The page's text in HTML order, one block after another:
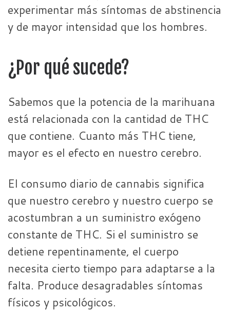
experimentar más síntomas de abstinencia
y de mayor intensidad que los hombres.
¿Por qué sucede?
Sabemos que la potencia de la marihuana
está relacionada con la cantidad de THC
que contiene. Cuanto más THC tiene,
mayor es el efecto en nuestro cerebro.
El consumo diario de cannabis significa
que nuestro cerebro y nuestro cuerpo se
acostumbran a un suministro exógeno
constante de THC. Si el suministro se
detiene repentinamente, el cuerpo
necesita cierto tiempo para adaptarse a la
falta. Produce desagradables síntomas
físicos y psicológicos.